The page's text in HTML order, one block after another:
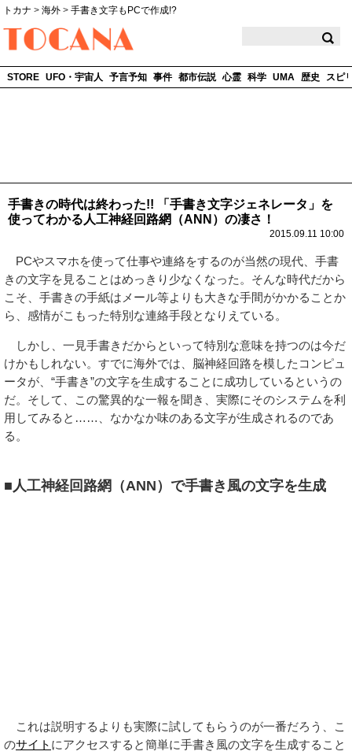
トカナ > 海外 > 手書き文字もPCで作成!?
STORE UFO・宇宙人 予言予知 事件 都市伝説 心霊 科学 UMA 歴史 スピ
手書きの時代は終わった!! 「手書き文字ジェネレータ」を
使ってわかる人工神経回路網（ANN）の凄さ！
2015.09.11 10:00
PCやスマホを使って仕事や連絡をするのが当然の現代、手書
きの文字を見ることはめっきり少なくなった。そんな時代だから
こそ、手書きの手紙はメール等よりも大きな手間がかかることか
ら、感情がこもった特別な連絡手段となりえている。
しかし、一見手書きだからといって特別な意味を持つのは今だ
けかもしれない。すでに海外では、脳神経回路を模したコンピュ
ータが、“手書き”の文字を生成することに成功しているというの
だ。そして、この驚異的な一報を聞き、実際にそのシステムを利
用してみると……、なかなか味のある文字が生成されるのであ
る。
■人工神経回路網（ANN）で手書き風の文字を生成
これは説明するよりも実際に試してもらうのが一番だろう、こ
のサイト にアクセスすると簡単に手書き風の文字を生成すること